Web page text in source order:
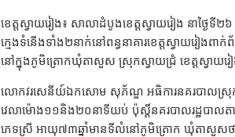
ខេត្តស្វាយរៀង៖ សាលាដំបូងខេត្តស្វាយរៀង នាថ្ងៃទី
ក្មេងទំនើងទាំង២នាក់នៅពន្ធនាគារខេត្តស្វាយរៀងព
នៅក្នុងភូមិត្រោកឃុំតាសួស ស្រុកស្វាយជ្រំ ខេត្តស្វាយរ
លោកវរសេនីយ៍ឯកសោម សុភ័ណ្ឌ អធិការនគរបាលស្រុក
វេលាម៉ោង១១និង២០នាទីយប់ ប៉ុស្តិ៍នគរបាលរដ្ឋបាល
ភេទស្រី អាយុ៧៣ឆ្នាំមានទីលំនៅភូមិត្រោក ឃុំតាសួសថ